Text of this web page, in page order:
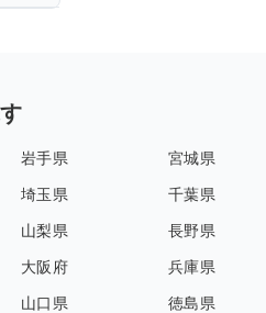
岩手県 宮城県
埼玉県 千葉県
山梨県 長野県
大阪府 兵庫県
山口県 徳島県